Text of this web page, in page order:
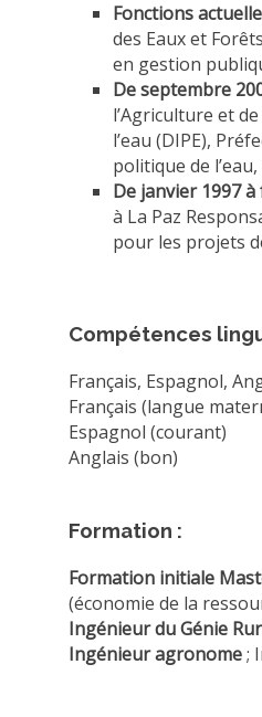
Fonctions
des Eaux et
en gestion
De septembre
l’Agriculture et
l’eau (DIPE),
politique de
De janvier 1997
à La Paz
pour les projets
Compétences
Français, Espagnol,
Français (langue
Espagnol (courant)
Anglais (bon)
Formation :
Formation initiale
(économie de la
Ingénieur du Génie
Ingénieur agronome;